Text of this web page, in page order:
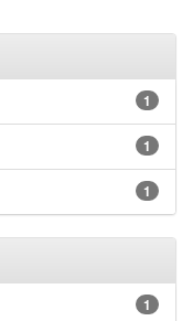
1
1
1
1